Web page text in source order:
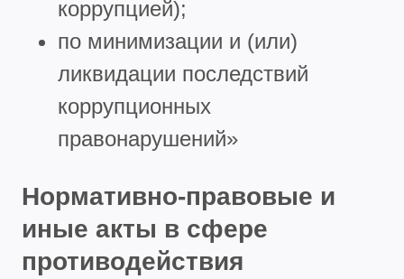
коррупцией);
по минимизации и (или)
ликвидации последствий
коррупционных
правонарушений»
Нормативно-правовые и
иные акты в сфере
противодействия